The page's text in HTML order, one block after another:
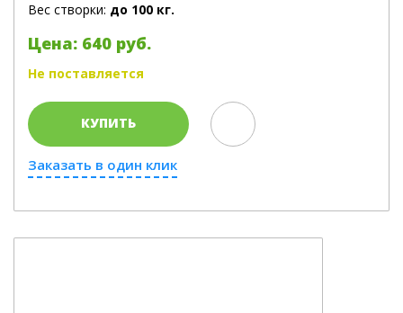
Вес створки: до 100 кг.
Цена: 640 руб.
Не поставляется
КУПИТЬ
Заказать в один клик